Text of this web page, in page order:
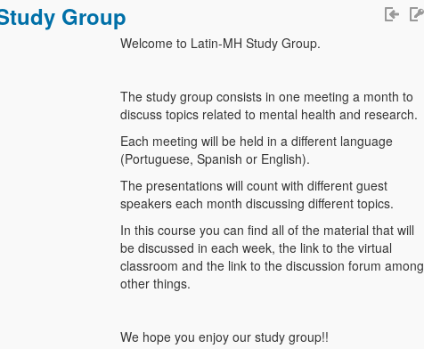
Group
Welcome to Latin-MH Study Group.
The study group consists in one meeting a month to
discuss topics related to mental health and research.
Each meeting will be held in a different language
(Portuguese, Spanish or English).
The presentations will count with different guest
speakers each month discussing different topics.
In this course you can find all of the material that will
be discussed in each week, the link to the virtual
classroom and the link to the discussion forum among
other things.
We hope you enjoy our study group!!